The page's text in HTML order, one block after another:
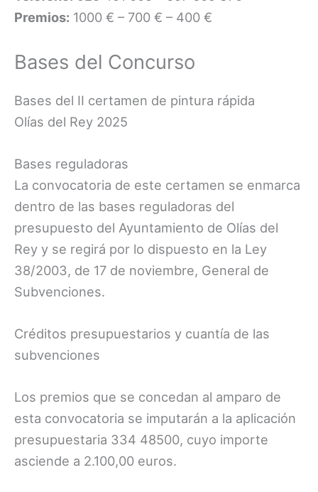
Premios: 1000 € – 700 € – 400 €
Bases del Concurso
Bases del II certamen de pintura rápida
Olías del Rey 2025
Bases reguladoras
La convocatoria de este certamen se enmarca
dentro de las bases reguladoras del
presupuesto del Ayuntamiento de Olías del
Rey y se regirá por lo dispuesto en la Ley
38/2003, de 17 de noviembre, General de
Subvenciones.
Créditos presupuestarios y cuantía de las
subvenciones
Los premios que se concedan al amparo de
esta convocatoria se imputarán a la aplicación
presupuestaria 334 48500, cuyo importe
asciende a 2.100,00 euros.